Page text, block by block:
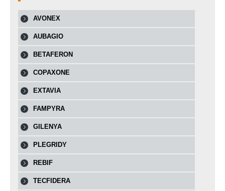
AVONEX
AUBAGIO
BETAFERON
COPAXONE
EXTAVIA
FAMPYRA
GILENYA
PLEGRIDY
REBIF
TECFIDERA